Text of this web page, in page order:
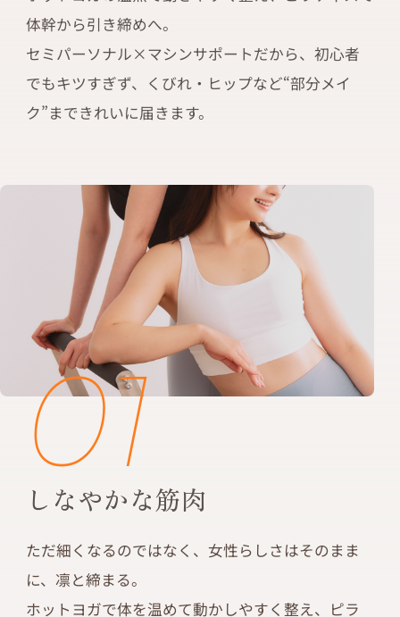
体幹から引き締めへ。
セミパーソナル×マシンサポートだから、初心者
でもキツすぎず、くびれ・ヒップなど“部分メイ
ク”まできれいに届きます。
01
しなやかな筋肉
ただ細くなるのではなく、女性らしさはそのまま
に、凛と締まる。
ホットヨガで体を温めて動かしやすく整え、ピラ